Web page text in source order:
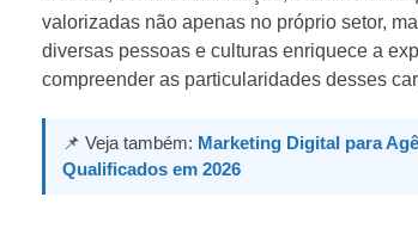
valorizadas não apenas no próprio setor,
diversas pessoas e culturas enriquece a
compreender as particularidades desses
📌 Veja também: Marketing Digital para
Qualificados em 2026